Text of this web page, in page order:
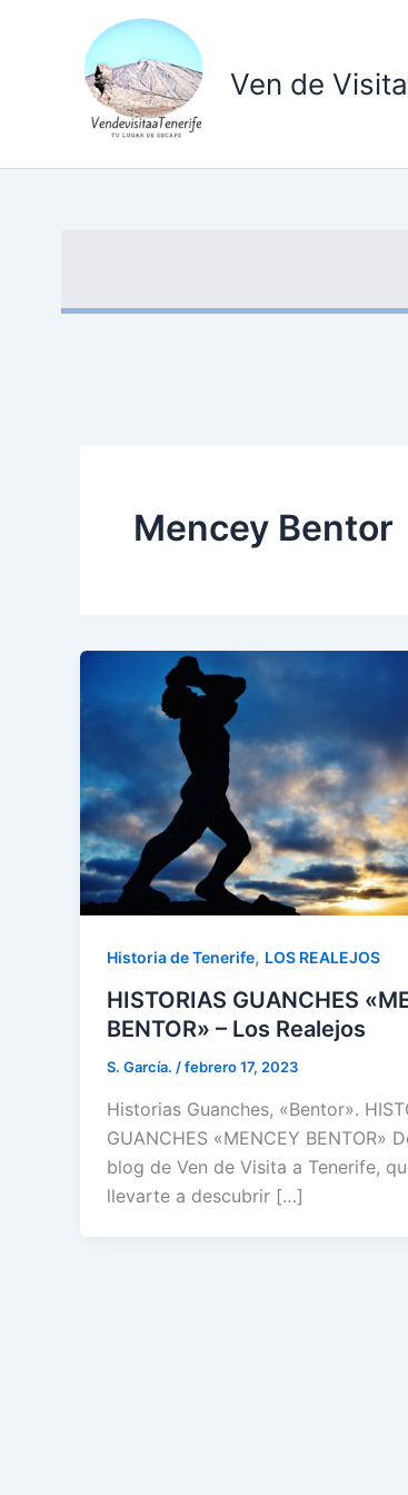
Ven de
Mencey Bentor
Historia de Tenerife, LOS REALEJOS
HISTORIAS GUANCHES
BENTOR» – Los Realejos
S. García. /febrero 17, 2023
Historias Guanches, «Bentor».
GUANCHES «MENCEY BENTOR»
blog de Ven de Visita a Tenerife,
llevarte a descubrir […]